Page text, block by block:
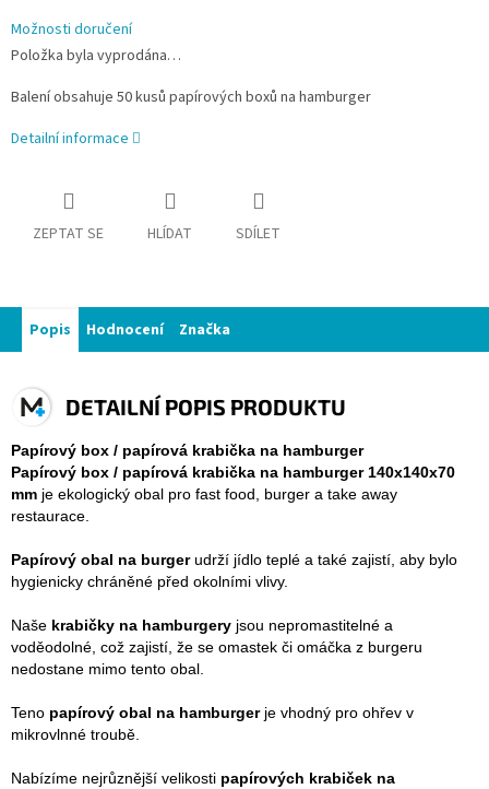
Možnosti doručení
Položka byla vyprodána…
Balení obsahuje 50 kusů papírových boxů na hamburger
Detailní informace
ZEPTAT SE HLÍDAT SDÍLET
Popis Hodnocení Značka
DETAILNÍ POPIS PRODUKTU
Papírový box / papírová krabička na hamburger
Papírový box / papírová krabička na hamburger 140x140x70
mm je ekologický obal pro fast food, burger a take away
restaurace.
Papírový obal na burgerudrží jídlo teplé a také zajistí, aby bylo
hygienicky chráněné před okolními vlivy.
Naše krabičky na hamburgery jsou nepromastitelné a
voděodolné, což zajistí, že se omastek či omáčka z burgeru
nedostane mimo tento obal.
Teno papírový obal na hamburgerje vhodný pro ohřev v
mikrovlnné troubě.
Nabízíme nejrůznější velikosti papírových krabiček na